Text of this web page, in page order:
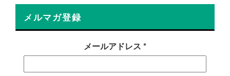
メルマガ登録
メールアドレス *